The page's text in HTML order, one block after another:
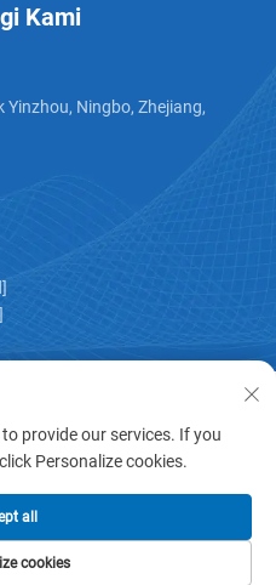
Kami
Ningbo, Zhejiang,
provide our services. If you
Personalize cookies.
cookies
all